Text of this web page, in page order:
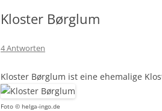
Kloster Børglum
4 Antworten
Kloster Børglum ist eine ehemalige
Foto © helga-ingo.de